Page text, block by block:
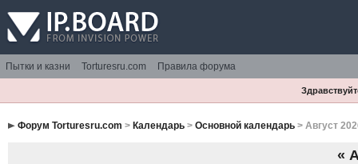
Пытки и казни Torturesru.com Правила форума
Форум Torturesru.com > Календарь> Основной календарь> Август
«